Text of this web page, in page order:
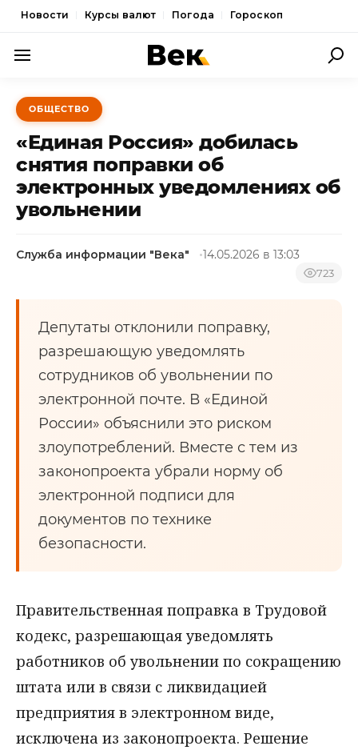
Новости Курсы валют Погода Гороскоп
ПОЛИТИКА
ЭКОНОМИКА
ОБЩЕСТВО
СПОРТ
КУЛЬТУРА
НОВОСТИ
ОБЩЕСТВО
«Единая Россия» добилась
снятия поправки об
электронных уведомлениях об
увольнении
Служба информации "Века" 14.05.2026 в 13:03
723
Депутаты отклонили поправку,
разрешающую уведомлять
сотрудников об увольнении по
электронной почте. В «Единой
России» объяснили это риском
злоупотреблений. Вместе с тем из
законопроекта убрали норму об
электронной подписи для
документов по технике
безопасности.
Правительственная поправка в Трудовой
кодекс, разрешающая уведомлять
работников об увольнении по сокращению
штата или в связи с ликвидацией
предприятия в электронном виде,
исключена из законопроекта. Решение